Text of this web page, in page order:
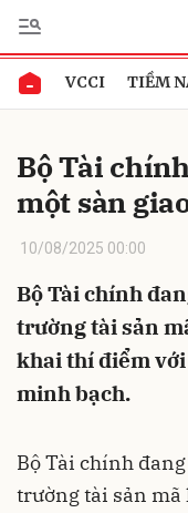
VCCI TIỀM
Bộ Tài
một sàn
10/08/2025 00:00
Bộ Tài chính
trường tài sản
khai thí điểm
minh bạch.
Bộ Tài chính
trường tài sản
Gửi bình luận